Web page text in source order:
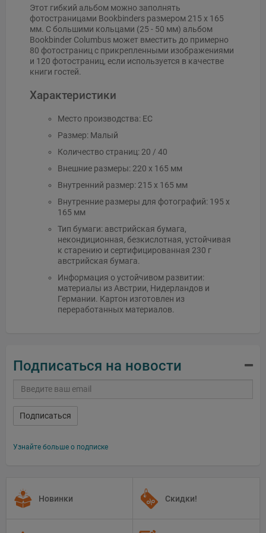
Этот гибкий альбом можно заполнять
фотостраницами Bookbinders размером 215 x 165
мм. С большими кольцами (25 - 50 мм) альбом
Bookbinder Columbus может вместить до примерно
80 фотостраниц с прикрепленными изображениями
и 120 фотостраниц, если используется в качестве
книги гостей.
Характеристики
Место производства: ЕС
Размер: Малый
Количество страниц: 20 / 40
Внешние размеры: 220 x 165 мм
Внутренний размер: 215 x 165 мм
Внутренние размеры для фотографий: 195 x
165 мм
Тип бумаги: австрийская бумага,
некондиционная, безкислотная, устойчивая
к старению и сертифицированная 230 г
австрийская бумага.
Информация о устойчивом развитии:
материалы из Австрии, Нидерландов и
Германии. Картон изготовлен из
переработанных материалов.
Подписаться на новости
Подписаться
Узнайте больше о подписке
Новинки Скидки!